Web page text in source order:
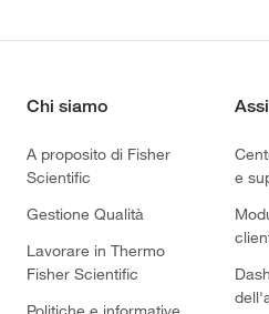
Chi siamo
A proposito di Fisher
Scientific
Gestione Qualità
Lavorare in Thermo
Fisher Scientific
e